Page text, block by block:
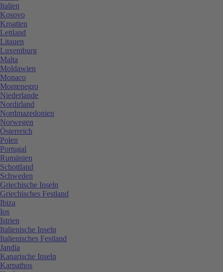
Italien
Kosovo
Kroatien
Lettland
Litauen
Luxemburg
Malta
Moldawien
Monaco
Montenegro
Niederlande
Nordirland
Nordmazedonien
Norwegen
Österreich
Polen
Portugal
Rumänien
Schottland
Schweden
Griechische Inseln
Griechisches Festland
Ibiza
Ios
Istrien
Italienische Inseln
Italienisches Festland
Jandia
Kanarische Inseln
Karpathos